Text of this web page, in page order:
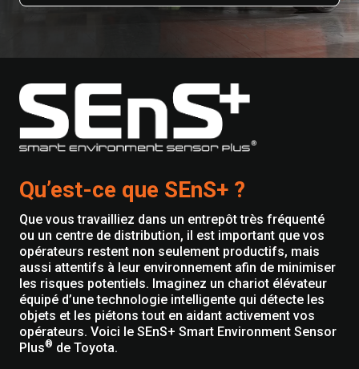
Qu’est-ce que SEnS+ ?
Que vous travailliez dans un entrepôt très fréquenté
ou un centre de distribution, il est important que vos
opérateurs restent non seulement productifs, mais
aussi attentifs à leur environnement afin de minimiser
les risques potentiels. Imaginez un chariot élévateur
équipé d’une technologie intelligente qui détecte les
objets et les piétons tout en aidant activement vos
opérateurs. Voici le SEnS+ Smart Environment Sensor
Plus® de Toyota.